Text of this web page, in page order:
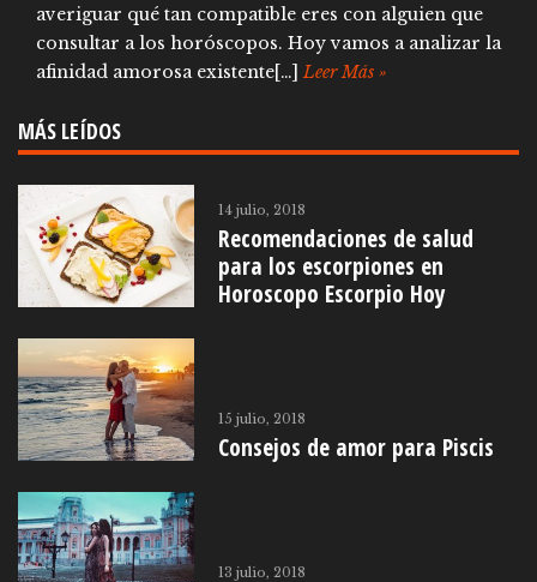
averiguar qué tan compatible eres con alguien que
consultar a los horóscopos. Hoy vamos a analizar la
afinidad amorosa existente[…] Leer Más »
MÁS LEÍDOS
14 julio, 2018
Recomendaciones de salud
para los escorpiones en
Horoscopo Escorpio Hoy
15 julio, 2018
Consejos de amor para Piscis
13 julio, 2018